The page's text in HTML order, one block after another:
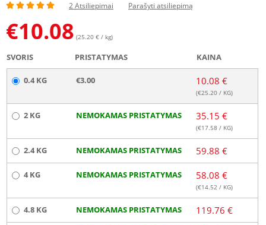
2 Atsiliepimai Parašyti atsiliepimą
€10.08 (25.20 € / kg)
SVORIS PRISTATYMAS KAINA
0.4 KG €3.00 10.08 €
(€25.20 / KG)
2 KG NEMOKAMAS PRISTATYMAS 35.15 €
(€17.58 / KG)
2.4 KG NEMOKAMAS PRISTATYMAS 59.88 €
4 KG NEMOKAMAS PRISTATYMAS 58.08 €
(€14.52 / KG)
4.8 KG NEMOKAMAS PRISTATYMAS 119.76 €